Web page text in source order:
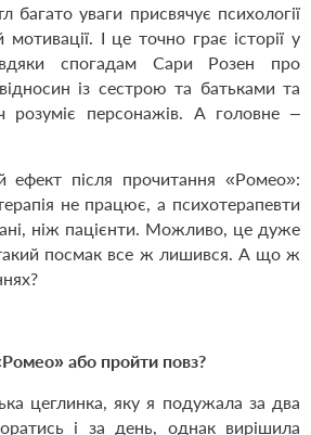
багато уваги присвячує психології
мотивації. І це точно грає історії у
спогадам Сари Розен про
із сестрою та батьками та
розуміє персонажів. А головне –
ефект після прочитання «Ромео»:
не працює, а психотерапевти
ніж пацієнти. Можливо, це дуже
посмак все ж лишився. А що ж
або пройти повз?
цеглинка, яку я подужала за два
і за день, однак вирішила